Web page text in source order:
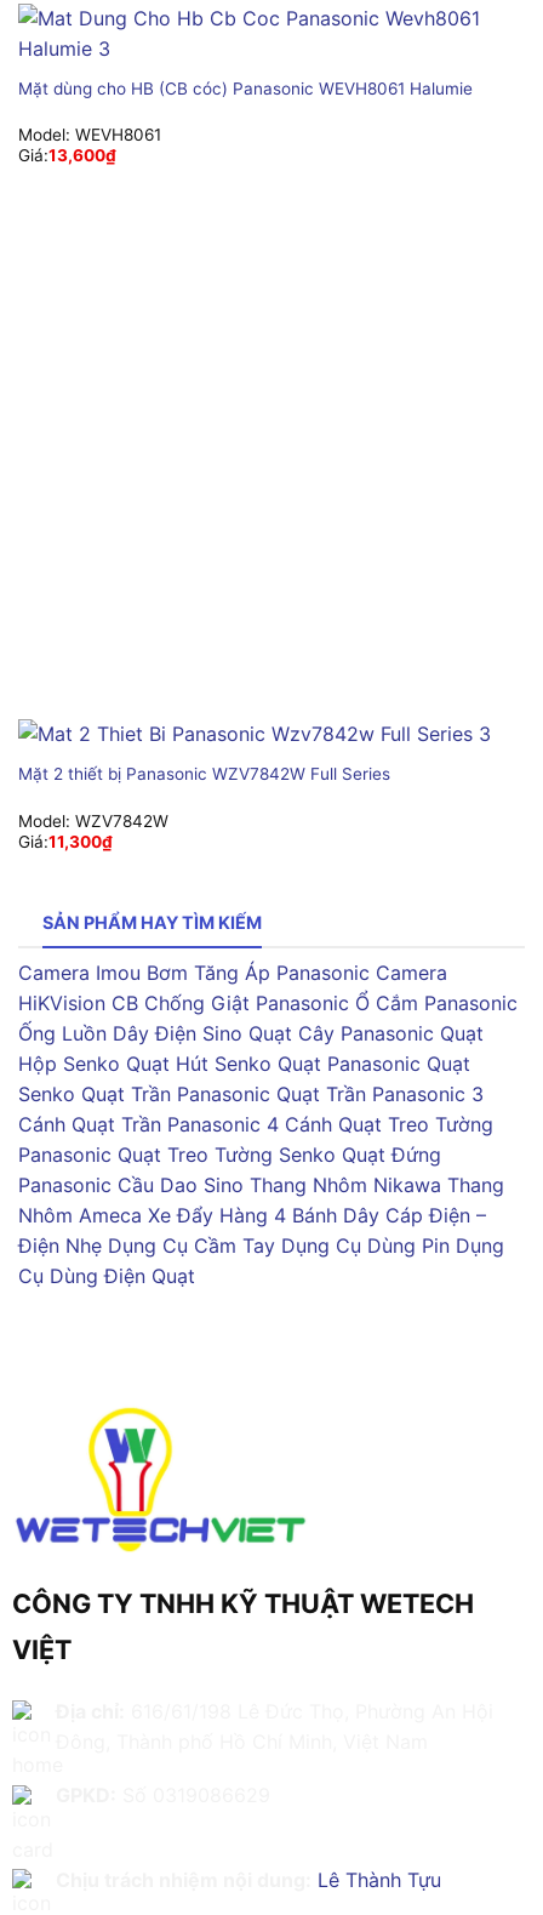
Mặt dùng cho HB (CB cóc) Panasonic WEVH8061 Halumie
Model: WEVH8061
Giá:13,600₫
Mặt 2 thiết bị Panasonic WZV7842W Full Series
Model: WZV7842W
Giá:11,300₫
SẢN PHẨM HAY TÌM KIẾM
Camera Imou Bơm Tăng Áp Panasonic Camera
HiKVision CB Chống Giật Panasonic Ổ Cắm Panasonic
Ống Luồn Dây Điện Sino Quạt Cây Panasonic Quạt
Hộp Senko Quạt Hút Senko Quạt Panasonic Quạt
Senko Quạt Trần Panasonic Quạt Trần Panasonic 3
Cánh Quạt Trần Panasonic 4 Cánh Quạt Treo Tường
Panasonic Quạt Treo Tường Senko Quạt Đứng
Panasonic Cầu Dao Sino Thang Nhôm Nikawa Thang
Nhôm Ameca Xe Đẩy Hàng 4 Bánh Dây Cáp Điện –
Điện Nhẹ Dụng Cụ Cầm Tay Dụng Cụ Dùng Pin Dụng
Cụ Dùng Điện Quạt
CÔNG TY TNHH KỸ THUẬT WETECH
VIỆT
Lê Thành Tựu